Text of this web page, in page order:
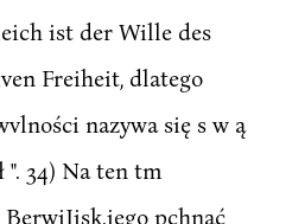
ist der Wille des
Freiheit, dlatego
nazywa się s w ą
34) Na ten tm
pchnąć